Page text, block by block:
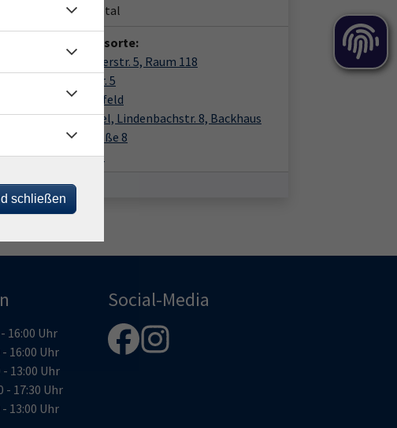
Kursort:Haunetal
Veranstaltungsorte:
vhs, Leinenweberstr. 5, Raum 118
Leinenweberstr. 5
36251 Bad Hersfeld
Hermannspiegel, Lindenbachstr. 8, Backhaus
Lindenbachstraße 8
36166 Haunetal
Uhr
Uhr
Uhr
Uhr
Uhr
Social-Media
schließen